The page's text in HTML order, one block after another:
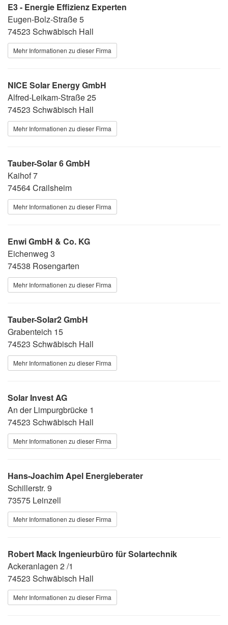
E3 - Energie Effizienz Experten
Eugen-Bolz-Straße 5
74523 Schwäbisch Hall
Mehr Informationen zu dieser Firma
NICE Solar Energy GmbH
Alfred-Leikam-Straße 25
74523 Schwäbisch Hall
Mehr Informationen zu dieser Firma
Tauber-Solar 6 GmbH
Kaihof 7
74564 Crailsheim
Mehr Informationen zu dieser Firma
Enwi GmbH & Co. KG
Eichenweg 3
74538 Rosengarten
Mehr Informationen zu dieser Firma
Tauber-Solar2 GmbH
Grabenteich 15
74523 Schwäbisch Hall
Mehr Informationen zu dieser Firma
Solar Invest AG
An der Limpurgbrücke 1
74523 Schwäbisch Hall
Mehr Informationen zu dieser Firma
Hans-Joachim Apel Energieberater
Schillerstr. 9
73575 Leinzell
Mehr Informationen zu dieser Firma
Robert Mack Ingenieurbüro für Solartechnik
Ackeranlagen 2 /1
74523 Schwäbisch Hall
Mehr Informationen zu dieser Firma